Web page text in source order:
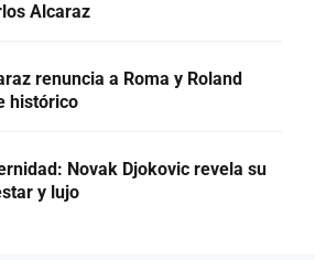
Alcaraz
renuncia a Roma y Roland
histórico
Novak Djokovic revela su
y lujo